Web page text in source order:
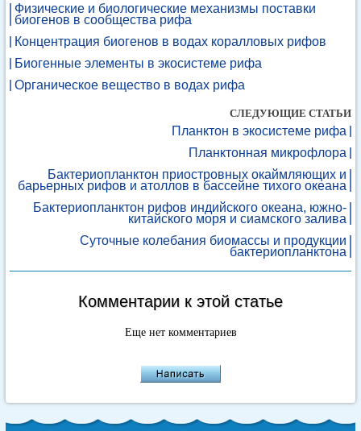
Физические и биологические механизмы поставки
биогенов в сообщества рифа
Концентрация биогенов в водах коралловых рифов
Биогенные элементы в экосистеме рифа
Органическое вещество в водах рифа
СЛЕДУЮЩИЕ СТАТЬИ
Планктон в экосистеме рифа
Планктонная микрофлора
Бактериопланктон приостровных окаймляющих и
барьерных рифов и атоллов в бассейне тихого океана
Бактериопланктон рифов индийского океана, южно-
китайского моря и сиамского залива
Суточные колебания биомассы и продукции
бактериопланктона
Комментарии к этой статье
Еще нет комментариев